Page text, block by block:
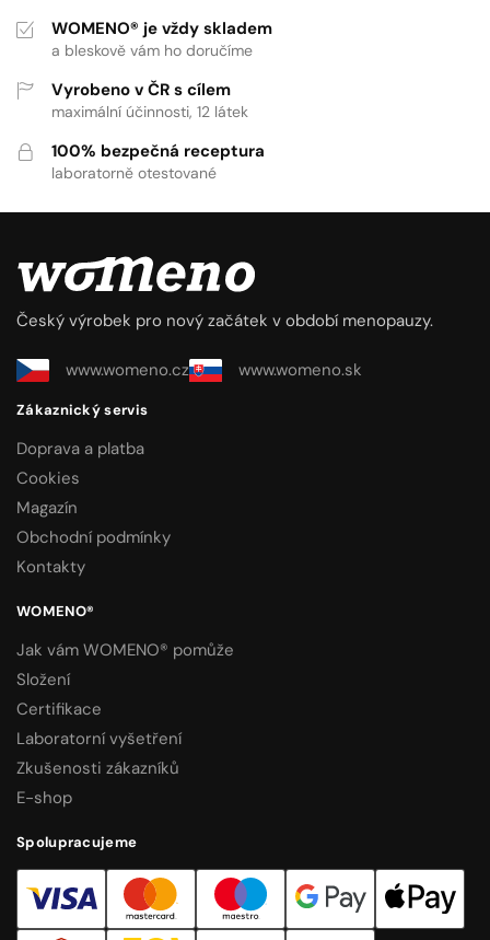
WOMENO® je vždy skladem
a bleskově vám ho doručíme
Vyrobeno v ČR s cílem
maximální účinnosti, 12 látek
100% bezpečná receptura
laboratorně otestované
Český výrobek pro nový začátek v období menopauzy.
www.womeno.cz www.womeno.sk
Zákaznický servis
Doprava a platba
Cookies
Magazín
Obchodní podmínky
Kontakty
WOMENO®
Jak vám WOMENO® pomůže
Složení
Certifikace
Laboratorní vyšetření
Zkušenosti zákazníků
E-shop
Spolupracujeme